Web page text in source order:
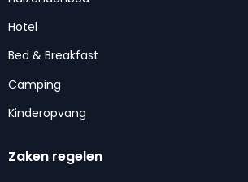
Hotel
Bed & Breakfast
Camping
Kinderopvang
Zaken regelen